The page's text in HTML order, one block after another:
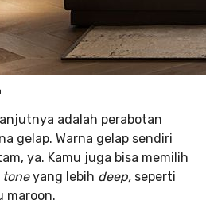
adalah perabotan
gelap. Warna gelap sendiri
ya. Kamu juga bisa memilih
toneyang lebih deep, seperti
maroon.